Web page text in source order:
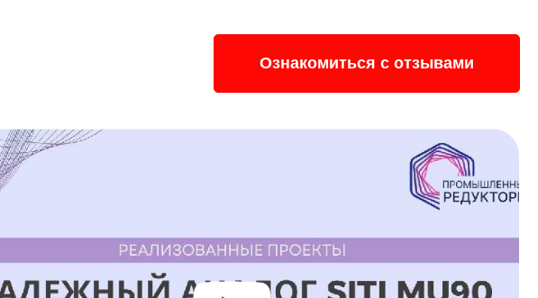
Ознакомиться с отзывами